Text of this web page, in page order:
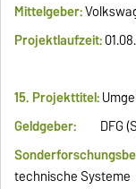
Mittelgeber:
Projektlaufzeit:
15. Projekttitel:
Geldgeber: DFG
technische Systeme